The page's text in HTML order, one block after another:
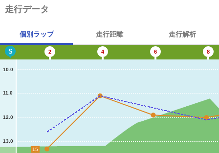
走行データ
個別ラップ 走行距離 走行解析
10.0
11.0
12.0
13.0
S 2 4 6 8
15